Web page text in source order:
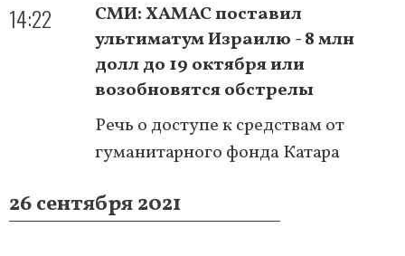
14:22
СМИ: ХАМАС поставил
ультиматум Израилю - 8 млн
долл до 19 октября или
возобновятся обстрелы
Речь о доступе к средствам от
гуманитарного фонда Катара
26 сентября 2021